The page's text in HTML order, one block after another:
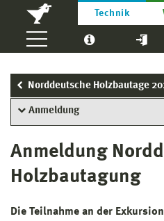
Technik
Norddeutsche Holzbautage
Anmeldung
Anmeldung
Holzbautagung
Die Teilnahme an der